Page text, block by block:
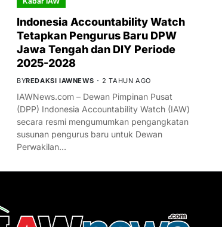
Indonesia Accountability Watch
Tetapkan Pengurus Baru DPW
Jawa Tengah dan DIY Periode
2025-2028
BYREDAKSI IAWNEWS 2 TAHUN AGO
IAWNews.com – Dewan Pimpinan Pusat
(DPP) Indonesia Accountability Watch (IAW)
secara resmi mengumumkan pengangkatan
susunan pengurus baru untuk Dewan
Perwakilan…